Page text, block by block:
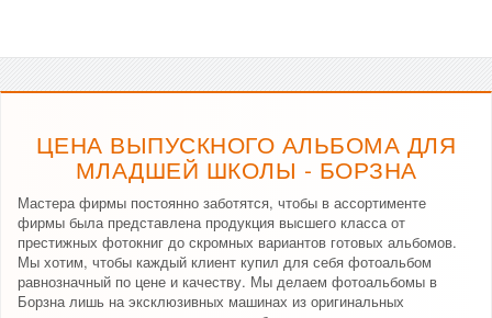
ЦЕНА ВЫПУСКНОГО АЛЬБОМА ДЛЯ
МЛАДШЕЙ ШКОЛЫ - БОРЗНА
Мастера фирмы постоянно заботятся, чтобы в ассортименте
фирмы была представлена продукция высшего класса от
престижных фотокниг до скромных вариантов готовых альбомов.
Мы хотим, чтобы каждый клиент купил для себя фотоальбом
равнозначный по цене и качеству. Мы делаем фотоальбомы в
Борзна лишь на эксклюзивных машинах из оригинальных